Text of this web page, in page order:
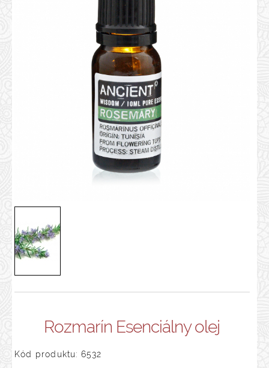
Rozmarín Esenciálny olej
Kód produktu: 6532